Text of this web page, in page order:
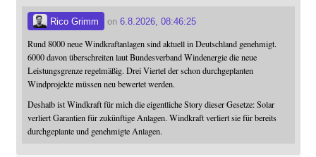
Rico Grimm on 6.8.2026, 08:46:25
Rund 8000 neue Windkraftanlagen sind aktuell in Deutschland genehmigt.
6000 davon überschreiten laut Bundesverband Windenergie die neue
Leistungsgrenze regelmäßig. Drei Viertel der schon durchgeplanten
Windprojekte müssen neu bewertet werden.
Deshalb ist Windkraft für mich die eigentliche Story dieser Gesetze: Solar
verliert Garantien für zukünftige Anlagen. Windkraft verliert sie für bereits
durchgeplante und genehmigte Anlagen.